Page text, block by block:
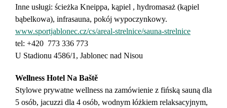
Inne usługi: ścieżka Kneippa, kąpiel , hydromasaż (kąpiel
bąbelkowa), infrasauna, pokój wypoczynkowy.
www.sportjablonec.cz/cs/areal-strelnice/sauna-strelnice
tel: +420 773 336 773
U Stadionu 4586/1, Jablonec nad Nisou
Wellness Hotel Na Baště
Stylowe prywatne wellness na zamówienie z fińską sauną dla
5 osób, jacuzzi dla 4 osób, wodnym łóżkiem relaksacyjnym,